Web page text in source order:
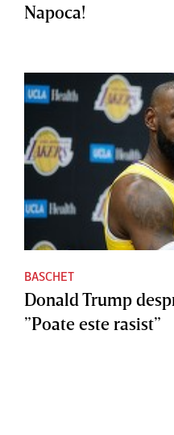
Napoca!
BASCHET
Donald Trump
”Poate este rasist”